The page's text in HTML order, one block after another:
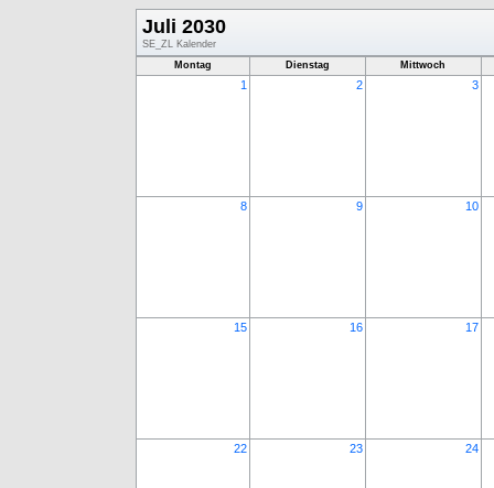
Juli 2030
SE_ZL Kalender
Montag
Dienstag Mittwoch
1 2 3
8 9 10
15 16 17
22 23 24